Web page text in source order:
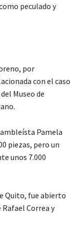
peculado y
por
con el caso
Museo de
Pamela
piezas, pero un
unos 7.000
Quito, fue abierto
Correa y